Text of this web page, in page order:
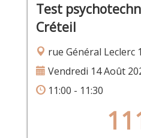
Test
Créteil
rue Général Leclerc
Vendredi 14 Août
11:00 - 11:30